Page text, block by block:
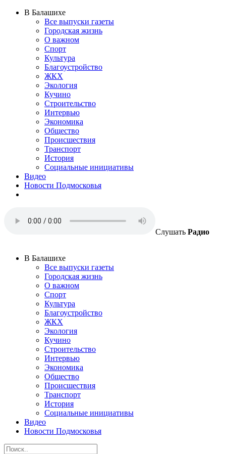
В Балашихе
Все выпуски газеты
Городская жизнь
О важном
Спорт
Культура
Благоустройство
ЖКХ
Экология
Кучино
Строительство
Интервью
Экономика
Общество
Происшествия
Транспорт
История
Социальные инициативы
Видео
Новости Подмосковья
Слушать Радио
В Балашихе
Все выпуски газеты
Городская жизнь
О важном
Спорт
Культура
Благоустройство
ЖКХ
Экология
Кучино
Строительство
Интервью
Экономика
Общество
Происшествия
Транспорт
История
Социальные инициативы
Видео
Новости Подмосковья